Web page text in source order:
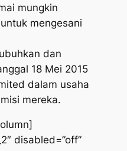
mungkin
mengesani
dan
18 Mei 2015
dalam usaha
mereka.
disabled=”off”